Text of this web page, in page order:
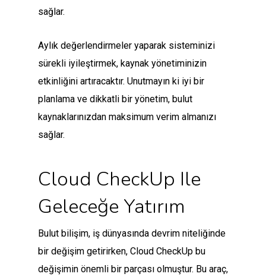
sağlar.
Aylık değerlendirmeler yaparak sisteminizi
sürekli iyileştirmek, kaynak yönetiminizin
etkinliğini artıracaktır. Unutmayın ki iyi bir
planlama ve dikkatli bir yönetim, bulut
kaynaklarınızdan maksimum verim almanızı
sağlar.
Cloud CheckUp Ile
Geleceğe Yatırım
Bulut bilişim, iş dünyasında devrim niteliğinde
bir değişim getirirken, Cloud CheckUp bu
değişimin önemli bir parçası olmuştur. Bu araç,